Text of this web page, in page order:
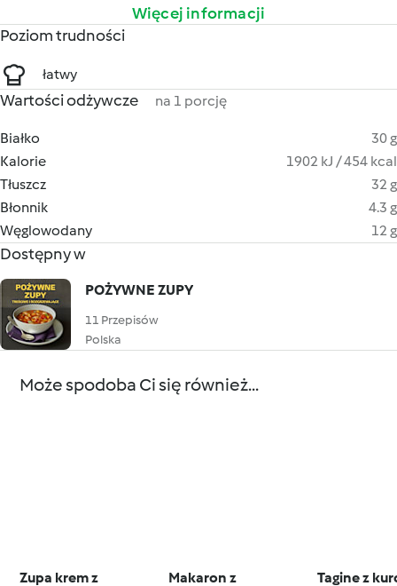
Więcej informacji
Poziom trudności
łatwy
Wartości odżywcze na 1 porcję
Białko
30 g
Kalorie
1902 kJ / 454 kcal
Tłuszcz
32 g
Błonnik
4.3 g
Węglowodany
12 g
Dostępny w
POŻYWNE ZUPY
11 Przepisów
Polska
Może spodoba Ci się również...
Zupa krem z Makaron z Tagine z